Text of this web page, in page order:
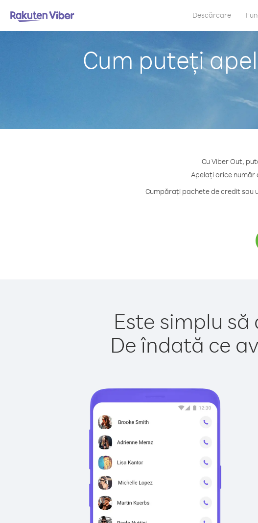
Descărcare
Cum puteți
Cu Viber Out,
Apelați orice număr
Cumpărați pachete de credit sau
Este simplu
De îndată ce